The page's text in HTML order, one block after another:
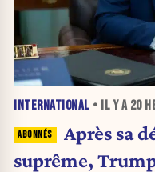
INTERNATIONAL • IL Y A 20
Après sa
suprême,